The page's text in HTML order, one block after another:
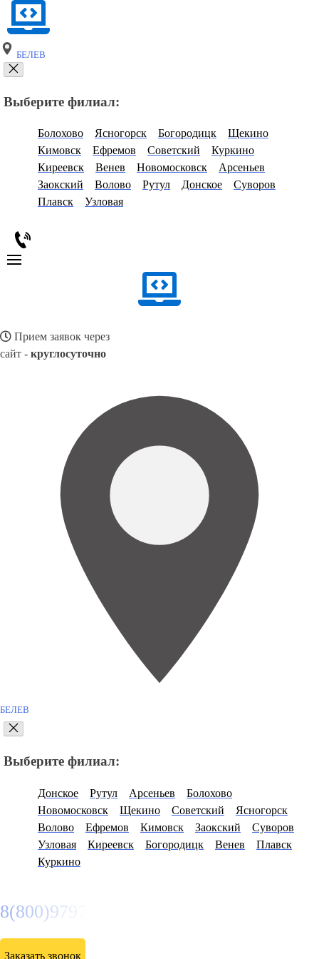
БЕЛЕВ
Выберите филиал:
Болохово Ясногорск Богородицк
Щекино
Кимовск
Ефремов Советский
Куркино
Киреевск
Венев Новомосковск
Арсеньев
Заокский
Волово Рутул Донское
Суворов
Плавск
Узловая
Прием заявок через
сайт - круглосуточно
БЕЛЕВ
Выберите филиал:
Донское Рутул Арсеньев
Болохово
Новомосковск
Щекино Советский
Ясногорск
Волово
Ефремов Кимовск Заокский
Суворов
Узловая
Киреевск Богородицк Венев
Плавск
Куркино
8(800)9797043
Заказать звонок